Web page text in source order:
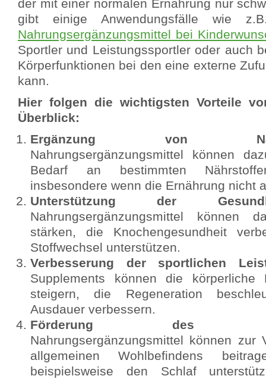
der mit einer normalen Ernährung nur
gibt einige Anwendungsfälle wie
Nahrungsergänzungsmittel bei
Sportler und Leistungssportler oder auch
Körperfunktionen bei den eine externe
kann.
Hier folgen die wichtigsten Vorteile
Überblick:
Ergänzung von
Nahrungsergänzungsmittel können
Bedarf an bestimmten
insbesondere wenn die Ernährung nicht
Unterstützung der
Nahrungsergänzungsmittel können
stärken, die Knochengesundheit
Stoffwechsel unterstützen.
Verbesserung der sportlichen
Supplements können die körperliche
steigern, die Regeneration
Ausdauer verbessern.
Förderung des
Nahrungsergänzungsmittel können zur
allgemeinen Wohlbefindens
beispielsweise den Schlaf